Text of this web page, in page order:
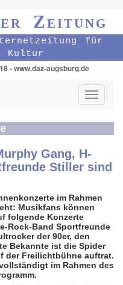
Zeitung
für
Kultur
- www.daz-augsburg.de
Toggle
Gang, H-
Stiller sind
im Rahmen
Musikfans können
folgende Konzerte
Rock-Band Sportfreunde
der 90er, den
Bekannte ist die Spider
der Freilichtbühne auftrat.
im Rahmen des